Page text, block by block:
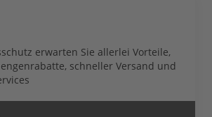
erwarten Sie allerlei Vorteile,
schneller Versand und